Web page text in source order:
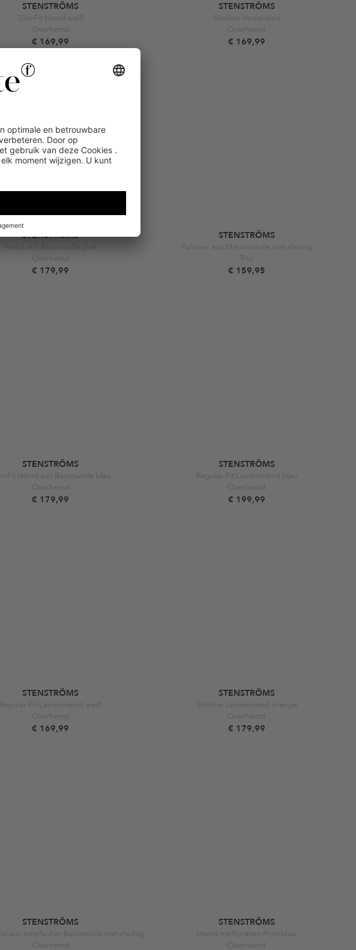
STENSTRÖMS
Slim-Fit Hemd weiß
Overhemd
€ 169,99
STENSTRÖMS
Slimline Hemd blau
Overhemd
€ 169,99
STENSTRÖMS
Hemd aus Baumwolle pink
Overhemd
€ 179,99
STENSTRÖMS
Pullover aus Merinowolle mehrfarbig
Trui
€ 159,95
STENSTRÖMS
Fit Hemd aus Baumwolle blau
Overhemd
€ 179,99
STENSTRÖMS
Regular-Fit Leinenhemd blau
Overhemd
€ 199,99
STENSTRÖMS
Regular-Fit Leinenhemd weiß
Overhemd
€ 169,99
STENSTRÖMS
Slimline Leinenhemd orange
Overhemd
€ 179,99
STENSTRÖMS
aus zweifacher Baumwolle mehrfarbig
Overhemd
STENSTRÖMS
Hemd mit floralem Print blau
Overhemd